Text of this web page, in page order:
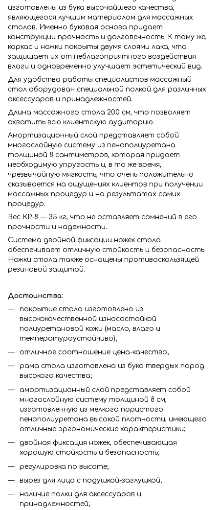
изготовлены из бука высочайшего качества,
являющегося лучшим материалом для массажных
столов. Именно буковая основа придает
конструкции прочность и долговечность. К тому же,
каркас и ножки покрыты двумя слоями лака, что
защищает их от неблагоприятного воздействия
влаги и одновременно улучшает эстетический вид.
Для удобства работы специалистов массажный
стол оборудован специальной полкой для различных
аксессуаров и принадлежностей.
Длина массажного стола 200 см, что позволяет
охватить всю клиентскую аудиторию.
Амортизационный слой представляет собой
многослойную систему из пенополиуретана
толщиной 8 сантиметров, которая придает
необходимую упругость и, в то же время,
чрезвычайную мягкость, что очень положительно
сказывается на ощущениях клиентов при получении
массажных процедур и на результатах самих
процедур.
Вес КР-8 — 35 кг, что не оставляет сомнений в его
прочности и надежности.
Система двойной фиксации ножек стола
обеспечивает отличную стойкость и безопасность.
Ножки стола также оснащены противоскользящей
резиновой защитой.
Достоинства:
покрытие стола изготовлено из
высококачественной износостойкой
полиуретановой кожи (масло, влаго и
температуроустойчиво);
отличное соотношение цена-качество;
рама стола изготовлена из бука твердых пород
высокого качества;
амортизационный слой представляет собой
многослойную систему толщиной 8 см,
изготовленную из мелкого пористого
пенополиуретана высокой плотности, имеющего
отличные эргономические характеристики;
двойная фиксация ножек, обеспечивающая
хорошую стойкость и безопасность;
регулировка по высоте;
вырез для лица с подушкой-заглушкой;
наличие полки для аксессуаров и
принадлежностей;